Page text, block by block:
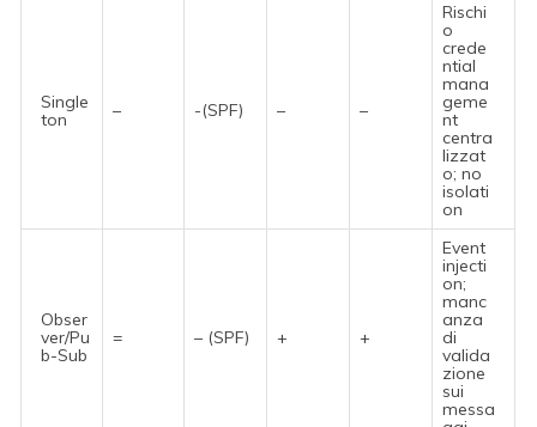
Single
ton
– -(SPF) – –
Rischi
o
crede
ntial
mana
geme
nt
centra
lizzat
o; no
isolati
on
Obser
ver/Pu
b-Sub
= – (SPF) + +
Event
injecti
on;
manc
anza
di
valida
zione
sui
messa